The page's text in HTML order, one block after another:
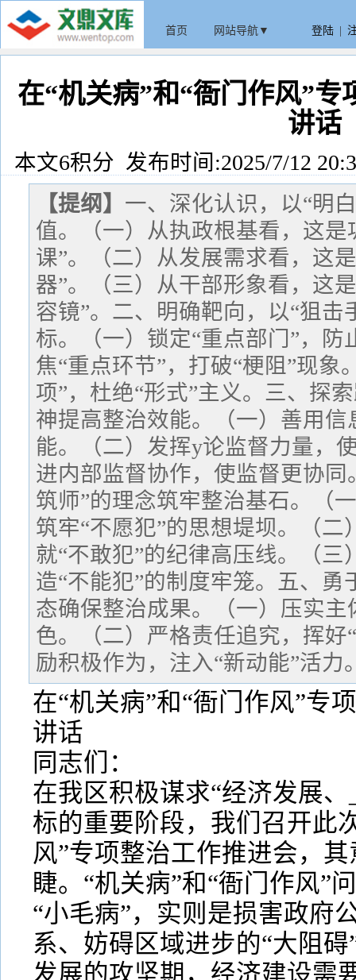
首页 网站导航▼ 登陆
在“机关病”和“衙门作风”
讲话
本文6积分 发布时间:2025/7/12
【提纲】 一、深化认识，以“明
值。（一）从执政根基看，这是
课”。（二）从发展需求看，这
器”。（三）从干部形象看，这
容镜”。二、明确靶向，以“狙击
标。（一）锁定“重点部门”，防
焦“重点环节”，打破“梗阻”现象
项”，杜绝“形式”主义。三、探
神提高整治效能。（一）善用
能。（二）发挥y论监督力量，
进内部监督协作，使监督更协同
筑师”的理念筑牢整治基石。（
筑牢“不愿犯”的思想堤坝。（
就“不敢犯”的纪律高压线。（
造“不能犯”的制度牢笼。五、勇
态确保整治成果。（一）压实主
色。（二）严格责任追究，挥好
励积极作为，注入“新动能”活力
在“机关病”和“衙门作风”专
讲话
同志们：
在我区积极谋求“经济发展
标的重要阶段，我们召开此
风”专项整治工作推进会，
睫。“机关病”和“衙门作风”
“小毛病”，实则是损害政府
系、妨碍区域进步的“大阻
发展的攻坚期，经济建设需